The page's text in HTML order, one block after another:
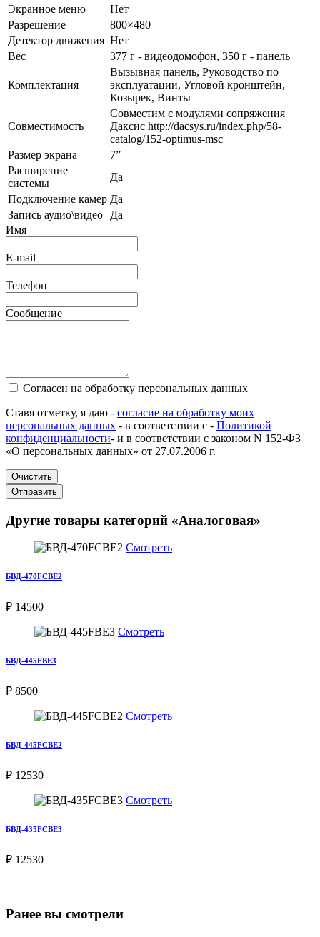
Экранное меню
Нет
Разрешение
800×480
Детектор движения Нет
Вес
377 г - видеодомофон, 350 г - панель
Комплектация
Вызывная панель, Руководство по
эксплуатации, Угловой кронштейн,
Козырек, Винты
Совместимость
Совместим с модулями сопряжения
Даксис http://dacsys.ru/index.php/58-
catalog/152-optimus-msc
Размер экрана
7”
Расширение
системы
Да
Подключение камер Да
Запись аудио\видео
Да
Имя
E-mail
Телефон
Сообщение
Согласен на обработку персональных данных
Ставя отметку, я даю - согласие на обработку моих
персональных данных - в соответствии с - Политикой
конфиденциальности- и в соответствии с законом N 152-ФЗ
«О персональных данных» от 27.07.2006 г.
Очистить
Отправить
Другие товары категорий «Аналоговая»
Смотреть
БВД-470FCBE2
₽ 14500
Смотреть
БВД-445FBE3
₽ 8500
Смотреть
БВД-445FCBE2
₽ 12530
Смотреть
БВД-435FCBE3
₽ 12530
Ранее вы смотрели